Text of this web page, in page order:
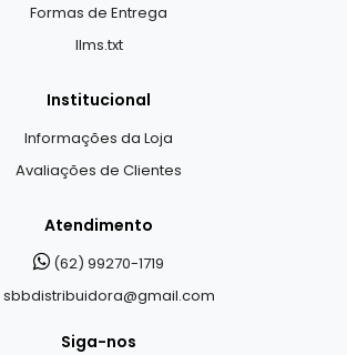
Formas de Entrega
llms.txt
Institucional
Informações da Loja
Avaliações de Clientes
Atendimento
(62) 99270-1719
sbbdistribuidora@gmail.com
Siga-nos